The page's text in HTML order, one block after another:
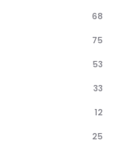
68
75
53
33
12
25